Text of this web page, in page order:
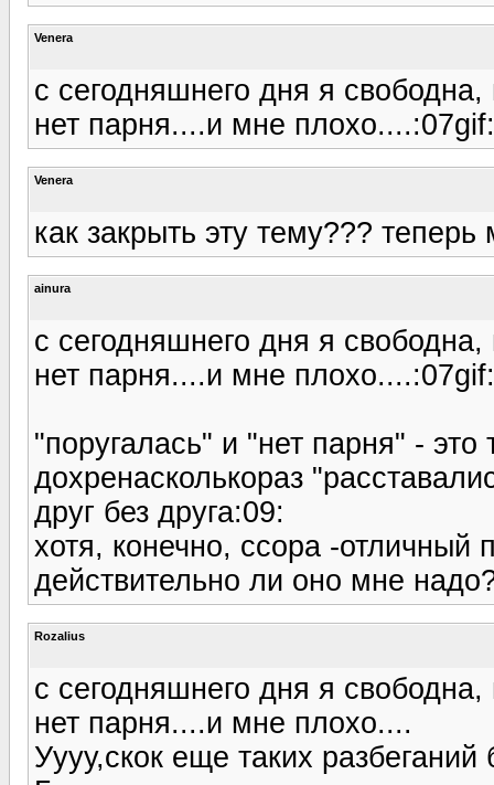
Venera
с сегодняшнего дня я
нет парня....и мне
Venera
как закрыть эту тему???
ainura
с сегодняшнего дня я
нет парня....и мне
"поругалась" и "нет парня" -
дохренасколькораз
друг без друга:09:
хотя, конечно, ссора -отличный
действительно ли оно мне
Rozalius
с сегодняшнего дня я
нет парня....и мне плохо....
Уууу,скок еще таких